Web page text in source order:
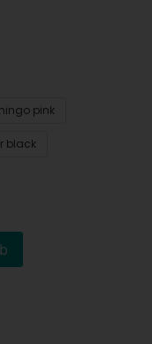
pink
black